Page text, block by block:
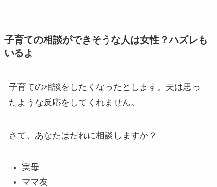
子育ての相談ができそうな人は女性？ハズレも
いるよ
子育ての相談をしたくなったとします。夫は思っ
たような反応をしてくれません。
さて、あなたはだれに相談しますか？
実母
ママ友